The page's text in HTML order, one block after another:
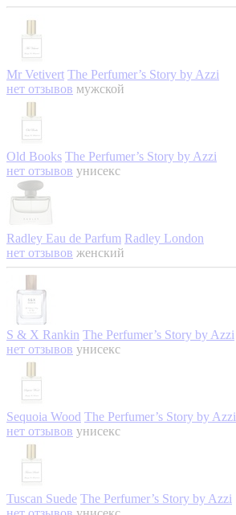
Mr Vetivert The Perfumer’s Story by Azzi
нет отзывов мужской
Old Books The Perfumer’s Story by Azzi
нет отзывов унисекс
Radley Eau de Parfum Radley London
нет отзывов женский
S & X Rankin The Perfumer’s Story by Azzi
нет отзывов унисекс
Sequoia Wood The Perfumer’s Story by Azzi
нет отзывов унисекс
Tuscan Suede The Perfumer’s Story by Azzi